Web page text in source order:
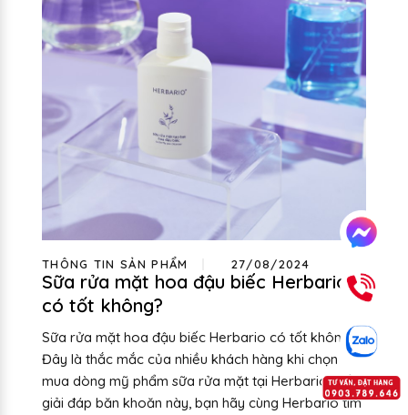
THÔNG TIN SẢN PHẨM 27/08/2024
Sữa rửa mặt hoa đậu biếc Herbario
có tốt không?
Sữa rửa mặt hoa đậu biếc Herbario có tốt không?
Đây là thắc mắc của nhiều khách hàng khi chọn
mua dòng mỹ phẩm sữa rửa mặt tại Herbario. Để
giải đáp băn khoăn này, bạn hãy cùng Herbario tìm